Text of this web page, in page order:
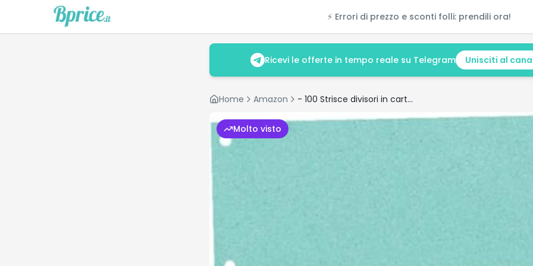
⚡ Errori di prezzo e sconti folli: prendili ora!
Ricevi le offerte in tempo reale su Telegram Unisciti al
Home Amazon - 100 Strisce divisori in cartoncino, Formato Extra Largo
Molto visto